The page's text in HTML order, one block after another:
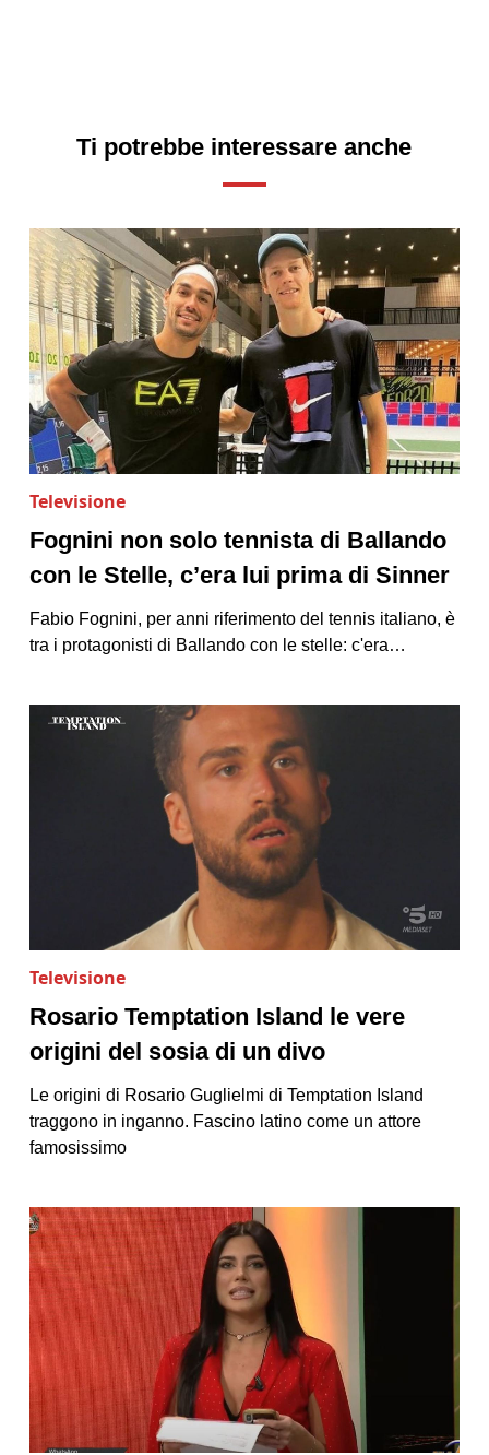
Ti potrebbe interessare anche
Televisione
Fognini non solo tennista di Ballando
con le Stelle, c’era lui prima di Sinner
Fabio Fognini, per anni riferimento del tennis italiano, è
tra i protagonisti di Ballando con le stelle: c'era…
Televisione
Rosario Temptation Island le vere
origini del sosia di un divo
Le origini di Rosario Guglielmi di Temptation Island
traggono in inganno. Fascino latino come un attore
famosissimo